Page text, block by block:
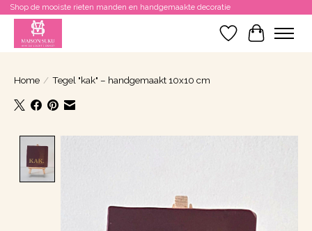
Shop de mooiste rieten manden en handgemaakte decoratie
Verlanglijst
Home / Tegel "kak" – handgemaakt 10x10 cm